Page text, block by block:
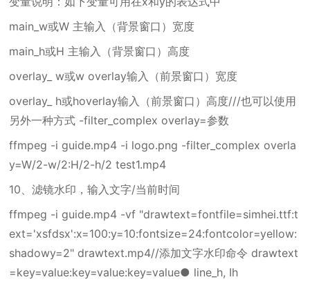
main_w或W 主输入（背景窗口）宽度
main_h或H 主输入（背景窗口）高度
overlay_ w或w overlay输入（前景窗口）宽度
overlay_ h或hoverlay输入（前景窗口）高度///也可以使用
另外一种方式 -filter_complex overlay=参数
ffmpeg -i guide.mp4 -i logo.png -filter_complex overla
y=W/2-w/2:H/2-h/2 test1.mp4
10、滤镜水印，输入文字/当前时间
ffmpeg -i guide.mp4 -vf "drawtext=fontfile=simhei.ttf:t
ext='xsfdsx':x=100:y=10:fontsize=24:fontcolor=yellow:
shadowy=2" drawtext.mp4//添加文字水印命令 drawtext
=key=value:key=value:key=value● line_h, Ih